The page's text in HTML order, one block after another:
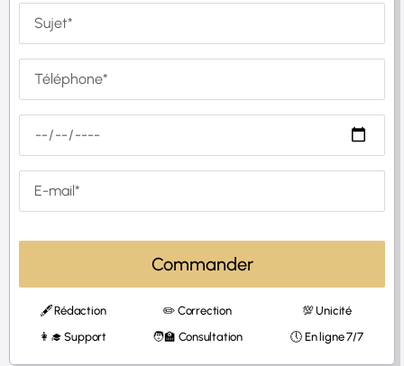
Commander
🖋 Rédaction ✏️ Correction
💯 Unicité
👩‍🎓 Support
🧑‍🏫 Consultation 🕔 En ligne 7/7